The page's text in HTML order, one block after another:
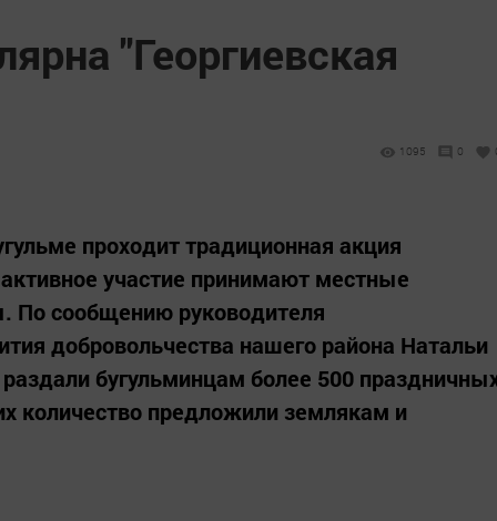
"Георгиевская
1095 0
проходит традиционная акция
участие принимают местные
По сообщению руководителя
добровольчества нашего района Натальи
бугульминцам более 500
количество предложили землякам и